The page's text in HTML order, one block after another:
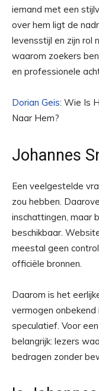
iemand met een
over hem ligt de
levensstijl en zijn rol
waarom zoekers
en professionele
Dorian Geis: Wie Is
Naar Hem?
Johannes
Een veelgestelde
zou hebben.
inschattingen, maar
beschikbaar.
meestal geen
officiële bronnen.
Daarom is het
vermogen onbekend
speculatief. Voor
belangrijk: lezers
bedragen zonder